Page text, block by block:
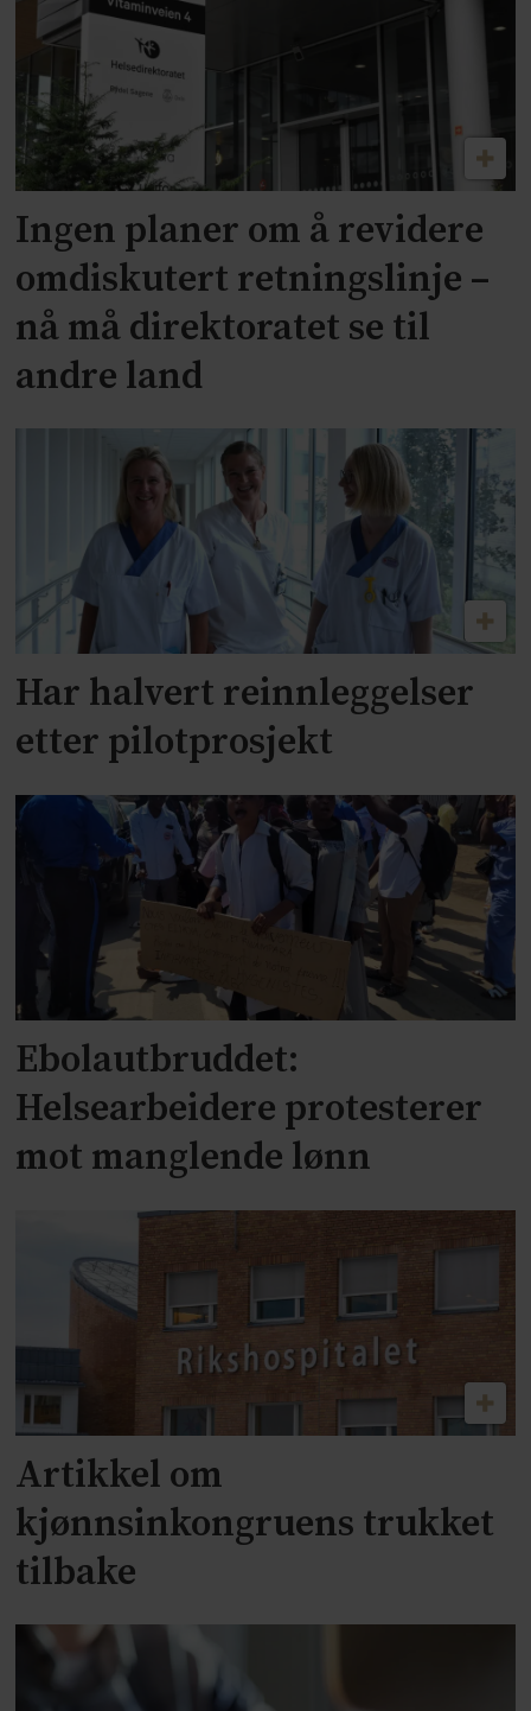
Ingen planer om å revidere
omdiskutert retningslinje –
nå må direktoratet se til
andre land
Har halvert reinnleggelser
etter pilotprosjekt
Ebolautbruddet:
Helsearbeidere protesterer
mot manglende lønn
Artikkel om
kjønnsinkongruens trukket
tilbake